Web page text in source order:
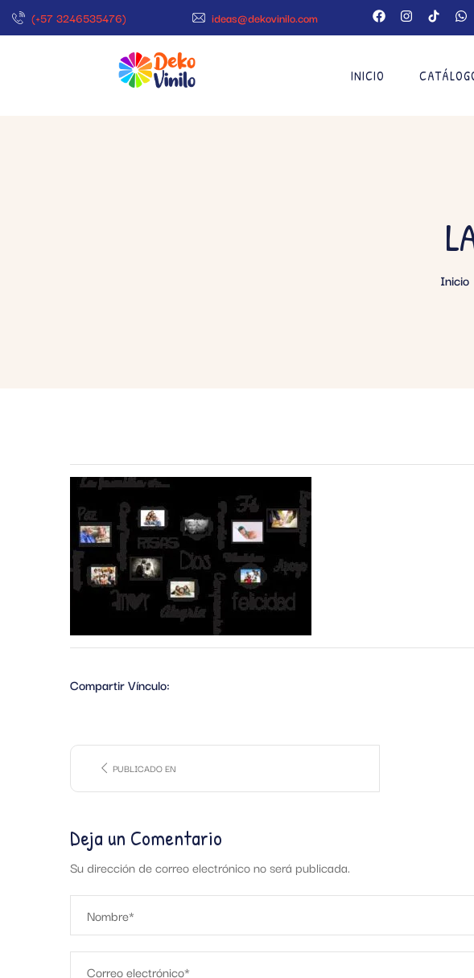
(+57 3246535476) ideas@dekovinilo.com
INICIO
Inicio
Compartir Vínculo:
PUBLICADO EN
Deja un Comentario
Su dirección de correo electrónico no será publicada.